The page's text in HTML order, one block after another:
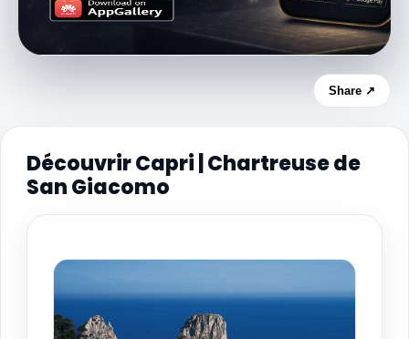
Share ↗
Découvrir Capri | Chartreuse de
San Giacomo